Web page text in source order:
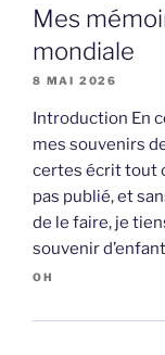
Mes
mondiale
8 MAI 2026
Introduction En
mes souvenirs
certes écrit tout
pas publié, et
de le faire, je
souvenir
OH